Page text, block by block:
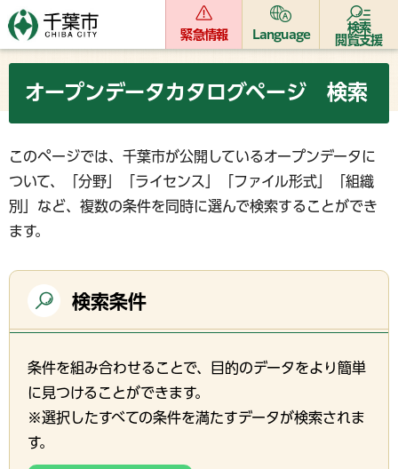
緊急情報 Language
検索
閲覧支援
オープンデータカタログページ 検索
このページでは、千葉市が公開しているオープンデータに
ついて、「分野」「ライセンス」「ファイル形式」「組織
別」など、複数の条件を同時に選んで検索することができ
ます。
検索条件
条件を組み合わせることで、目的のデータをより簡単
に見つけることができます。
※選択したすべての条件を満たすデータが検索されま
す。